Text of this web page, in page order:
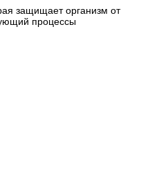
защищает организм от
процессы